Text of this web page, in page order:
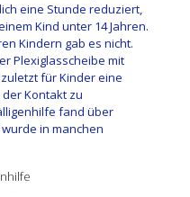
eine Stunde reduziert,
Kind unter 14 Jahren.
Kindern gab es nicht.
Plexiglasscheibe mit
für Kinder eine
Kontakt zu
fand über
in manchen